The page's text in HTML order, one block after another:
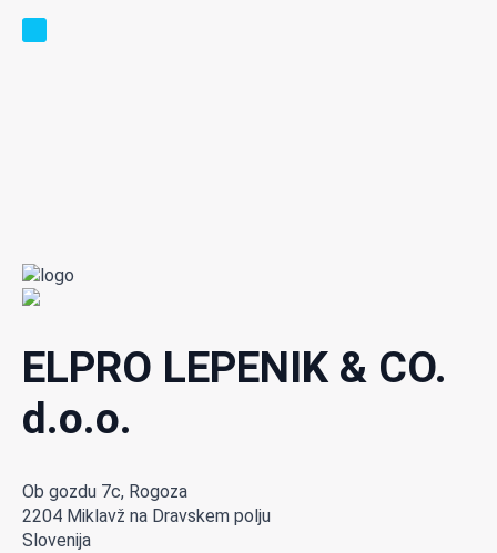
ELPRO LEPENIK & CO.
d.o.o.
Ob gozdu 7c, Rogoza
2204 Miklavž na Dravskem polju
Slovenija